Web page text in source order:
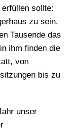
sollte:
zu sein.
Tausende das
ihm finden die
von
bis zu
unser